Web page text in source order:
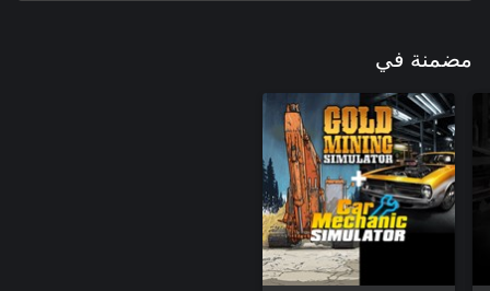
مضمنة في